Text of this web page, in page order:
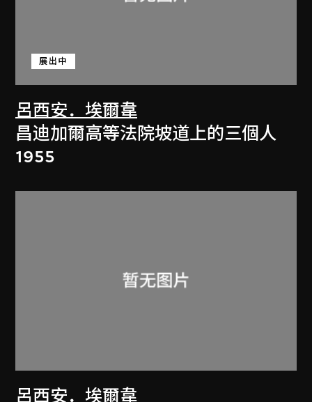
呂西安．埃爾韋
展出中
昌迪加爾高等法院坡道上的三個人
1955
呂西安．埃爾韋